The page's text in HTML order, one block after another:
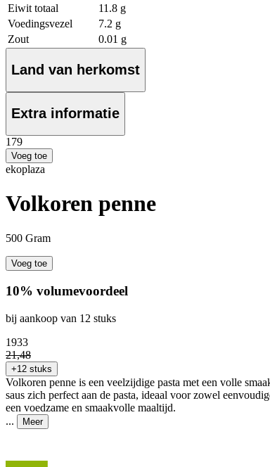
Eiwit totaal
11.8 g
Voedingsvezel
7.2 g
Zout
0.01 g
Land van herkomst
Extra informatie
1 79
Voeg toe
ekoplaza
Volkoren penne
500 Gram
Voeg toe
10% volumevoordeel
bij aankoop van 12 stuks
1933
21,48
+12 stuks
Volkoren penne is een veelzijdige pasta met een volle
saus zich perfect aan de pasta, ideaal voor zowel
een voedzame en smaakvolle maaltijd.
...
Meer